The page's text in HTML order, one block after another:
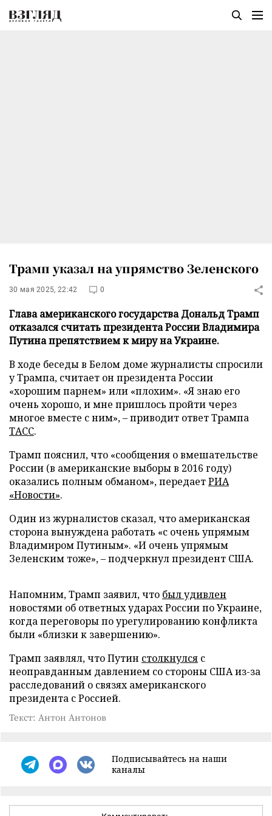
Трамп указал на упрямство Зеленского
30 мая 2025, 22:42 0
Глава американского государства Дональд Трамп
отказался считать президента России Владимира
Путина препятствием к миру на Украине.
В ходе беседы в Белом доме журналисты спросили
у Трампа, считает он президента России
«хорошим парнем» или «плохим». «Я знаю его
очень хорошо, и мне пришлось пройти через
многое вместе с ним», – приводит ответ Трампа
ТАСС.
Трамп пояснил, что «сообщения о вмешательстве
России (в американские выборы в 2016 году)
оказались полным обманом», передаетРИА
«Новости».
Один из журналистов сказал, что американская
сторона вынуждена работать «с очень упрямым
Владимиром Путиным». «И очень упрямым
Зеленским тоже», – подчеркнул президент США.
Напомним, Трамп заявил, что был удивлен
новостями об ответных ударах России по Украине,
когда переговоры по урегулированию конфликта
были «близки к завершению».
Трамп заявлял, что Путин столкнулся с
неоправданным давлением со стороны США из-за
расследований о связях американского
президента с Россией.
Текст: Антон Антонов
Подписывайтесь на наши
каналы